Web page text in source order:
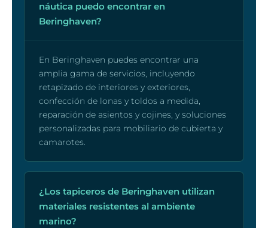
náutica puedo encontrar en
Beringhaven?
En Beringhaven puedes encontrar una
amplia gama de servicios, incluyendo
retapizado de interiores y exteriores,
confección de lonas y toldos a medida,
reparación de asientos y cojines, y soluciones
personalizadas para mobiliario de cubierta y
camarotes.
¿Los tapiceros de Beringhaven utilizan
materiales resistentes al ambiente
marino?